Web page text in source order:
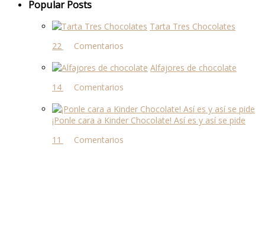
Popular Posts
Tarta Tres Chocolates
22 comentarios
Alfajores de chocolate
14 comentarios
¡Ponle cara a Kinder Chocolate! Así es y así se pide
11 comentarios